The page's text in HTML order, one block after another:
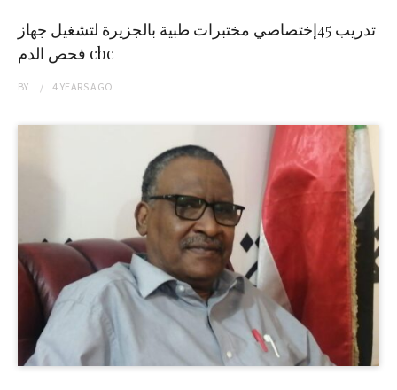
تدريب 45إختصاصي مختبرات طبية بالجزيرة لتشغيل جهاز
فحص الدم cbc
BY 4 YEARSAGO